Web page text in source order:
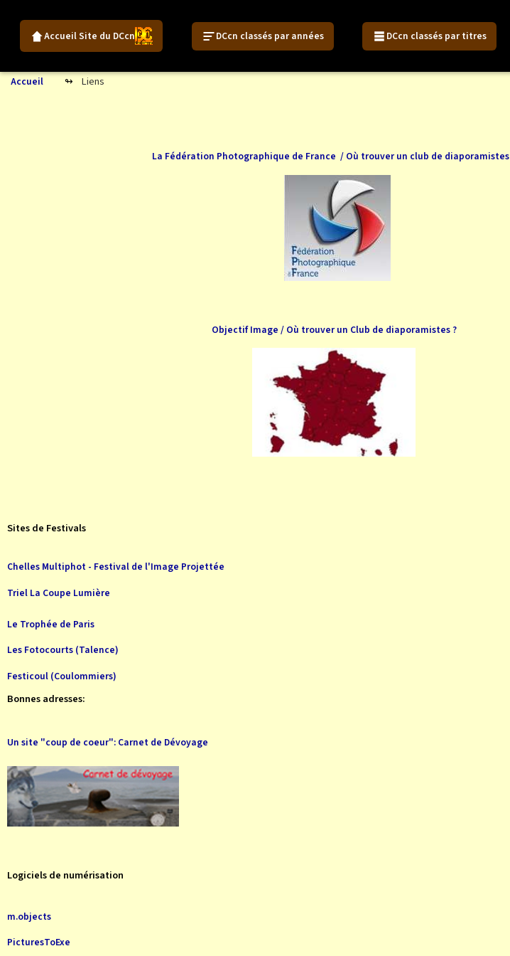
Accueil Site du DCcn DCcn classés par années DCcn classés par titres
Accueil Liens
La Fédération Photographique de France / Où trouver un club de diaporamistes
Objectif Image / Où trouver un Club de diaporamistes ?
Sites de Festivals
Chelles Multiphot - Festival de l'Image Projettée
Triel La Coupe Lumière
Le Trophée de Paris
Les Fotocourts (Talence)
Festicoul (Coulommiers)
Bonnes adresses:
Un site "coup de coeur": Carnet de Dévoyage
Logiciels de numérisation
m.objects
PicturesToExe